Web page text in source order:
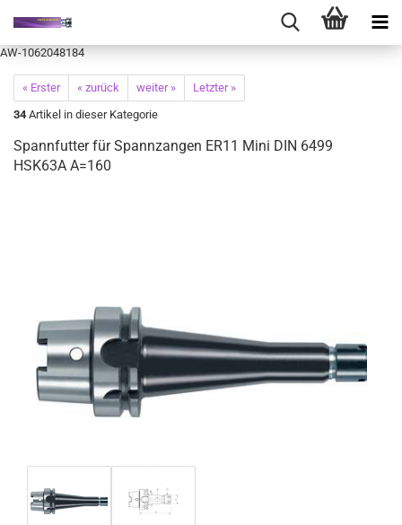
AW-1062048184
« Erster « zurück weiter »
Letzter »
34 Artikel in dieser Kategorie
Spannfutter für Spannzangen ER11 Mini DIN 6499
HSK63A A=160